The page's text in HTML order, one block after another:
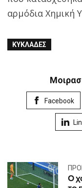
αρμόδια Χημική
ΚΥΚΛΆΔΕΣ
Facebook
Ο